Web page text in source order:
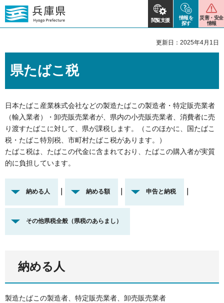
閲覧支援
情報を
探す
災害・安全
情報
更新日：2025年4月1日
県たばこ税
日本たばこ産業株式会社などの製造たばこの製造者・特定販売業者
（輸入業者）・卸売販売業者が、県内の小売販売業者、消費者に売
り渡すたばこに対して、県が課税します。（このほかに、国たばこ
税・たばこ特別税、市町村たばこ税があります。）
たばこ税は、たばこの代金に含まれており、たばこの購入者が実質
的に負担しています。
納める人 納める額 申告と納税
その他県税全般（県税のあらまし）
納める人
製造たばこの製造者、特定販売業者、卸売販売業者